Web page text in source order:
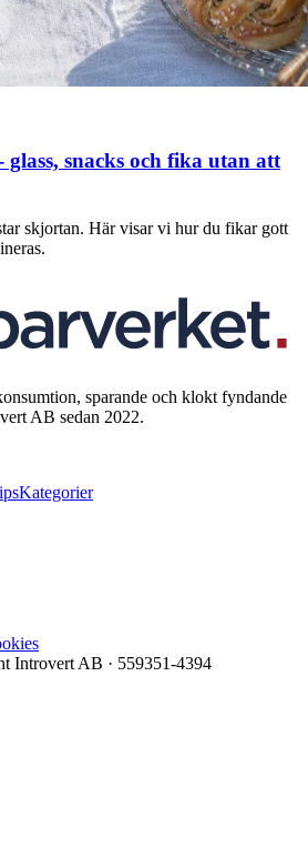
snacks och fika utan att
skjortan. Här visar vi hur du fikar gott
sparande och klokt fyndande
AB sedan 2022.
Kategorier
Introvert AB · 559351-4394